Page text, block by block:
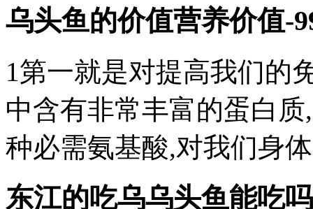
乌头鱼的价值营养价值-
1第一就是对提高我们的
中含有非常丰富的蛋白
种必需氨基酸,对我们身
东江的吃乌乌头鱼能吃